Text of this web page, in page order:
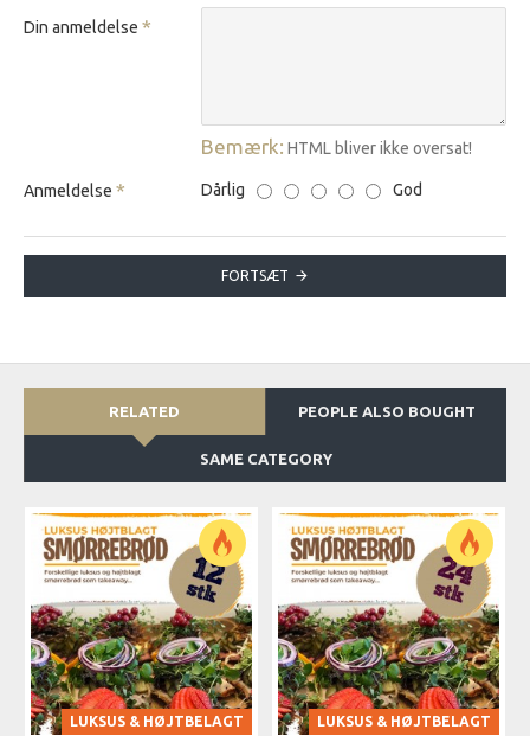
Din anmeldelse
Bemærk: HTML bliver ikke oversat!
Anmeldelse Dårlig God
FORTSÆT
RELATED PEOPLE ALSO BOUGHT
SAME CATEGORY
LUKSUS & HØJTBELAGT LUKSUS & HØJTBELAGT